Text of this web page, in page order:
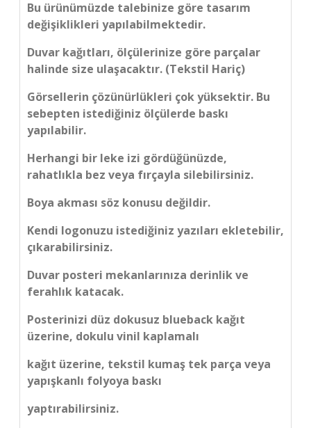
Bu ürünümüzde talebinize göre tasarım
değişiklikleri yapılabilmektedir.
Duvar kağıtları, ölçülerinize göre parçalar
halinde size ulaşacaktır. (Tekstil Hariç)
Görsellerin çözünürlükleri çok yüksektir. Bu
sebepten istediğiniz ölçülerde baskı
yapılabilir.
Herhangi bir leke izi gördüğünüzde,
rahatlıkla bez veya fırçayla silebilirsiniz.
Boya akması söz konusu değildir.
Kendi logonuzu istediğiniz yazıları ekletebilir,
çıkarabilirsiniz.
Duvar posteri mekanlarınıza derinlik ve
ferahlık katacak.
Posterinizi düz dokusuz blueback kağıt
üzerine, dokulu vinil kaplamalı
kağıt üzerine, tekstil kumaş tek parça veya
yapışkanlı folyoya baskı
yaptırabilirsiniz.